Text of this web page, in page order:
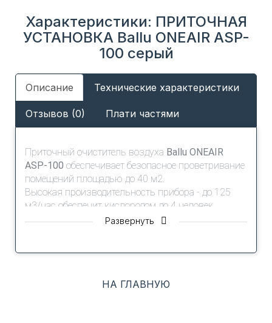
Характеристики: ПРИТОЧНАЯ
УСТАНОВКА Ballu ONEAIR ASP-
100 серый
Описание Технические характеристики
Отзывов (0) Плати частями
Приточный очиститель воздуха Ballu ONEAIR
ASP-100 обеспечивает безопасное проветривание
помещений площадью до 40 м2.
Высокая производительность прибора - до 125
м3/час обеспечит кислородом до 4 человек.
установлена 2-ступенчатая система фильтрации -
устраняющая загрязнители и аллергены.
Развернуть
НА ГЛАВНУЮ